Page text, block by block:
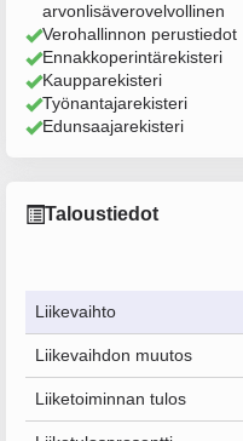
arvonlisäverovelvollinen
Verohallinnon perustiedot
Ennakkoperintärekisteri
Kaupparekisteri
Työnantajarekisteri
Edunsaajarekisteri
Taloustiedot
Liikevaihto
Liikevaihdon muutos
Liiketoiminnan tulos